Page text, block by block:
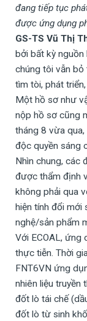
đang tiếp tục
được ứng dụng
GS-TS Vũ Thị
bởi bất kỳ nguồn
chúng tôi vẫn
tìm tòi, phát
Một hồ sơ như
nộp hồ sơ cũng
tháng 8 vừa
độc quyền sáng
Nhìn chung, các
được thẩm định
không phải qua
hiện tính đổi mới
nghệ/sản phẩm
Với ECOAL, ứng
thực tiễn. Thời
FNT6VN ứng
nhiên liệu truyền
đốt lò tái chế
đốt lò từ sinh